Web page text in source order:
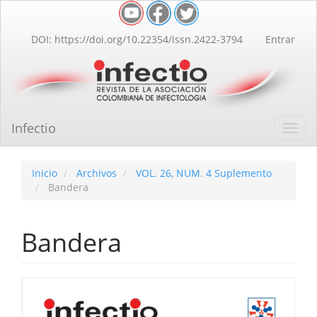
Contenido
principal
lateral
DOI: https://doi.org/10.22354/issn.2422-3794 Entrar
Infectio
Inicio Archivos
VOL. 26, NUM. 4 Suplemento
Bandera
Bandera